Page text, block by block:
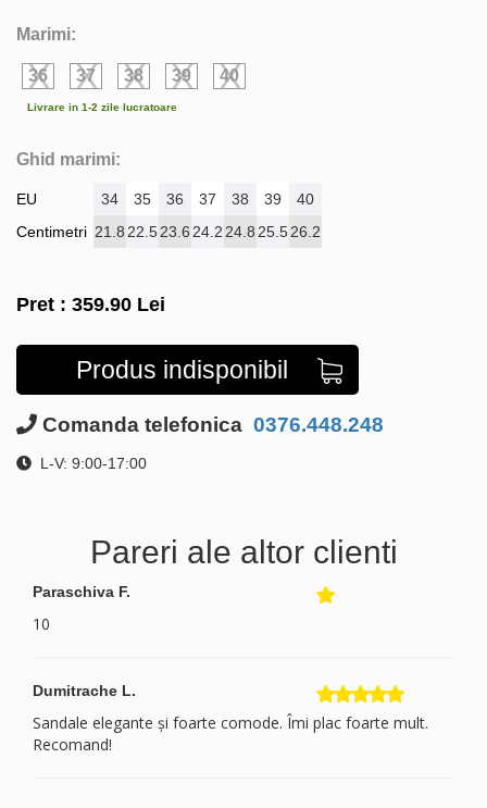
Marimi:
36 37 38 39 40
Livrare in 1-2 zile lucratoare
Ghid marimi:
EU
Centimetri
34 35 36 37 38 39
40
21.8 22.523.6 24.2 24.8 25.526.2
Pret : 359.90 Lei
Produs indisponibil
Comanda telefonica 0376.448.248
L-V: 9:00-17:00
Pareri ale altor clienti
Paraschiva F.
10
Dumitrache L.
Sandale elegante și foarte comode. Îmi plac foarte mult.
Recomand!